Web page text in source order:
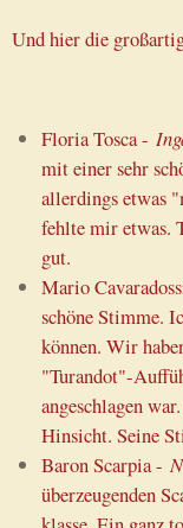
Und hier die
Floria Tosca -
mit einer sehr
allerdings etwas
fehlte mir etwas.
gut.
Mario
schöne Stimme.
können. Wir
"Turandot"-
angeschlagen
Hinsicht. Seine
Baron Scarpia -
überzeugenden